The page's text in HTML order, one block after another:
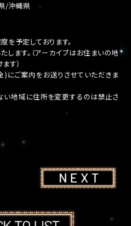
/沖縄県
予定しております。
します。（アーカイブはお住まいの地
す）
ご案内をお送りさせていただきま
地域に住所を変更するのは禁止さ